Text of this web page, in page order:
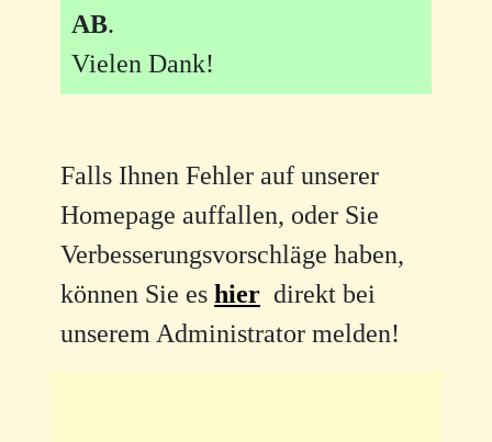
AB.
Vielen Dank!
Falls Ihnen Fehler auf unserer
Homepage auffallen, oder Sie
Verbesserungsvorschläge haben,
können Sie es hier direkt bei
unserem Administrator melden!